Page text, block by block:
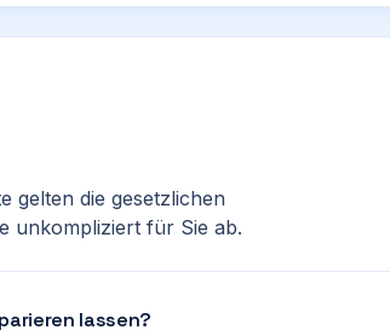
gelten die gesetzlichen
unkompliziert für Sie ab.
lassen?